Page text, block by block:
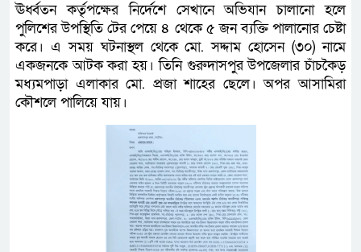
ঊর্ধ্বতন কর্তৃপক্ষের নির্দেশে সেখানে অভিযান চালানো হলে
পুলিশের উপস্থিতি টের পেয়ে ৪ থেকে ৫ জন ব্যক্তি পালানোর চেষ্টা
করে। এ সময় ঘটনাস্থল থেকে মো. সদ্দাম হোসেন (৩০) নামে
একজনকে আটক করা হয়। তিনি গুরুদাসপুর উপজেলার চাঁচকৈড়
মধ্যমপাড়া এলাকার মো. প্রজা শাহের ছেলে। অপর আসামিরা
কৌশলে পালিয়ে যায়।